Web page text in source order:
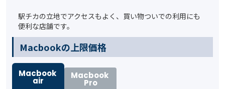
駅チカの立地でアクセスもよく、買い物ついでの利用にも
便利な店舗です。
️Macbookの上限価格
Macbook
air Macbook
Pro